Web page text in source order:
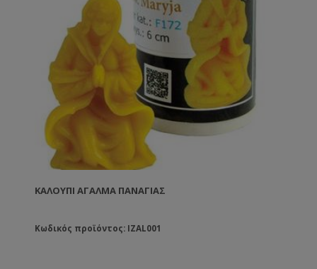
ΚΑΛΟΎΠΙ ΆΓΑΛΜΑ ΠΑΝΑΓΊΑΣ
Κωδικός προϊόντος: IZAL001